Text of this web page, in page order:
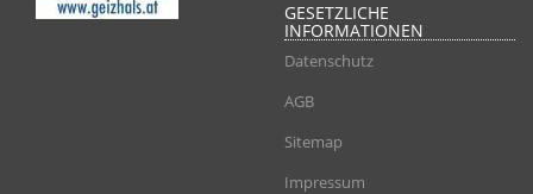
GESETZLICHE
INFORMATIONEN
Datenschutz
AGB
Sitemap
Impressum